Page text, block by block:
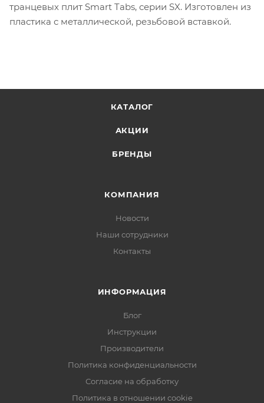
транцевых плит Smart Tabs, серии SX. Изготовлен из
пластика с металлической, резьбовой вставкой.
КАТАЛОГ
АКЦИИ
БРЕНДЫ
КОМПАНИЯ
Новости
Наши сотрудники
Контакты
ИНФОРМАЦИЯ
Блог
Инструкции
Производители
Политика конфиденциальности
Согласие на обработку
Политика в отношении cookie